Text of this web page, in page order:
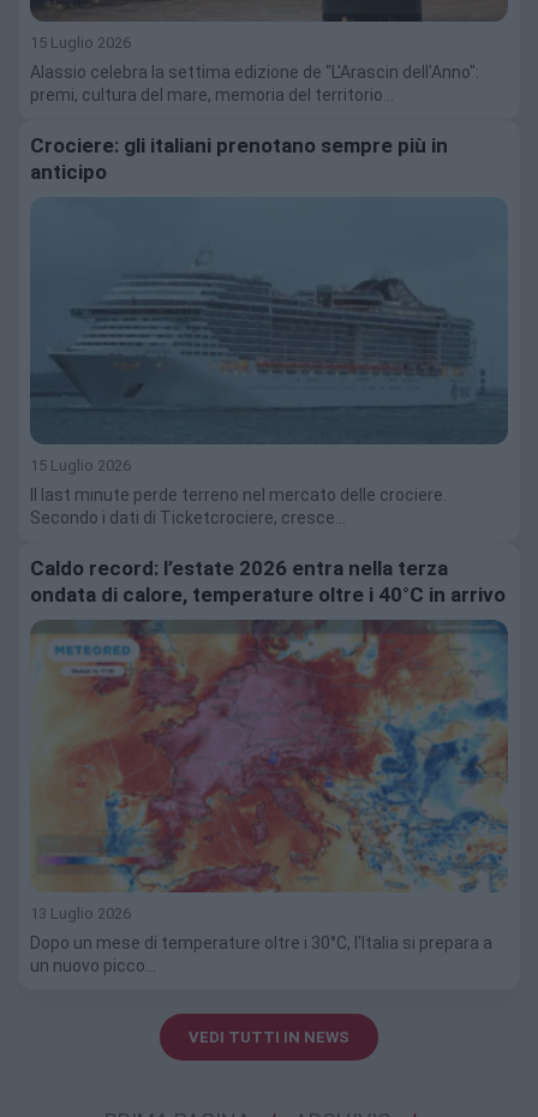
15 Luglio 2026
Alassio celebra la settima edizione de "L'Arascin dell'Anno":
premi, cultura del mare, memoria del territorio…
Crociere: gli italiani prenotano sempre più in
anticipo
15 Luglio 2026
Il last minute perde terreno nel mercato delle crociere.
Secondo i dati di Ticketcrociere, cresce…
Caldo record: l’estate 2026 entra nella terza
ondata di calore, temperature oltre i 40°C in arrivo
13 Luglio 2026
Dopo un mese di temperature oltre i 30°C, l'Italia si prepara a
un nuovo picco…
VEDI TUTTI IN NEWS